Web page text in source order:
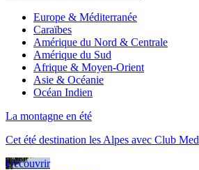
Europe & Méditerranée
Caraïbes
Amérique du Nord & Centrale
Amérique du Sud
Afrique & Moyen-Orient
Asie & Océanie
Océan Indien
La montagne en été
Cet été destination les Alpes avec Club Med
Découvrir